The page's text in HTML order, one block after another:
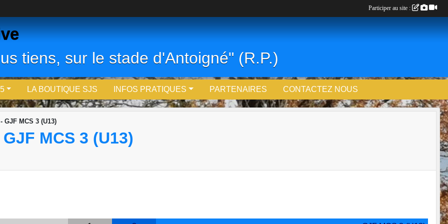
tiens, sur le stade d'Antoigné" (R.P.)
LA BOUTIQUE SJS INFOS PRATIQUES PARTENAIRES CONTACTEZ NOUS
GJF MCS 3 (U13)
MCS 3 (U13)
Participer au site :